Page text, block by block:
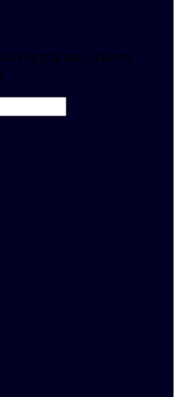
regista και μείνετε